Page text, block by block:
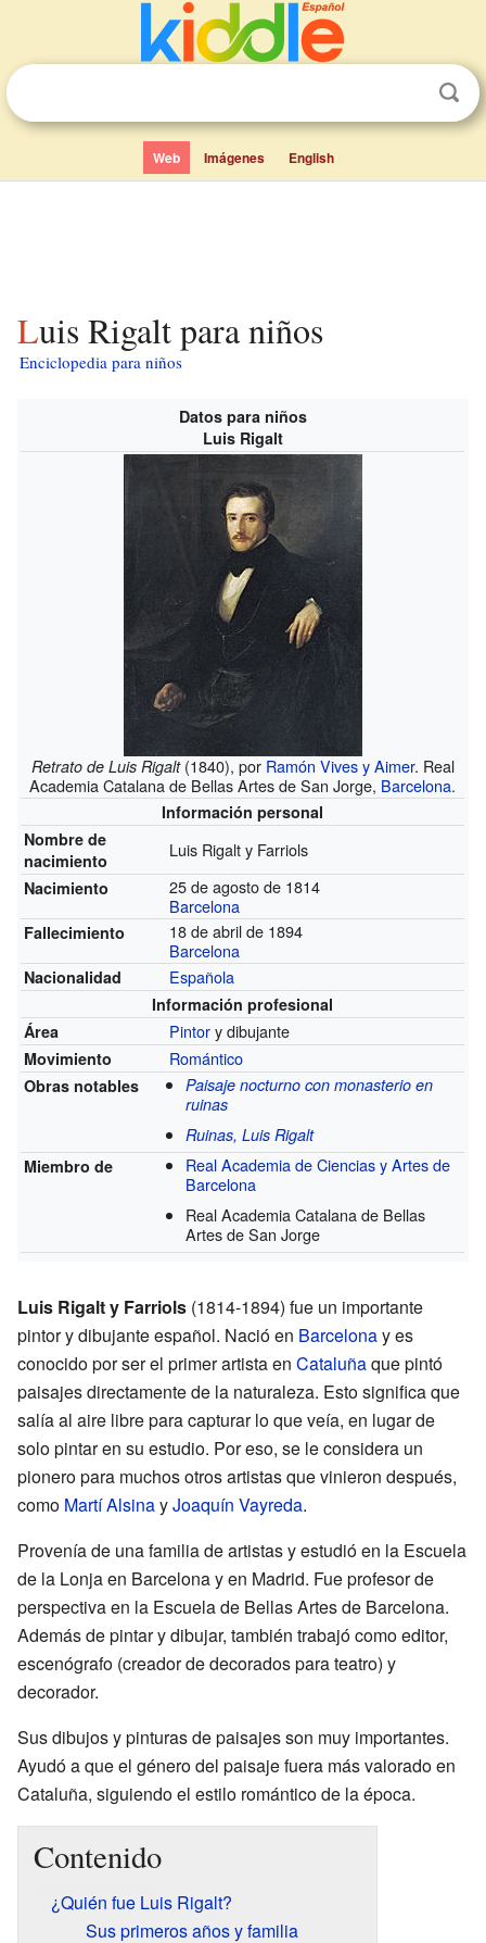
Web Imágenes English
Luis Rigalt para niños
Enciclopedia para niños
Datos para niños
Luis Rigalt
Retrato de Luis Rigalt(1840), por Ramón Vives y Aimer. Real
Academia Catalana de Bellas Artes de San Jorge, Barcelona.
Información personal
Nombre de
nacimiento
Luis Rigalt y Farriols
Nacimiento
25 de agosto de 1814
Barcelona
Fallecimiento
18 de abril de 1894
Barcelona
Nacionalidad Española
Información profesional
Área
Pintory dibujante
Movimiento Romántico
Obras notables
Paisaje nocturno con monasterio en
ruinas
Ruinas, Luis Rigalt
Miembro de
Real Academia de Ciencias y Artes de
Barcelona
Real Academia Catalana de Bellas
Artes de San Jorge
Luis Rigalt y Farriols (1814-1894) fue un importante
pintor y dibujante español. Nació en Barcelonay es
conocido por ser el primer artista en Cataluñaque pintó
paisajes directamente de la naturaleza. Esto significa que
salía al aire libre para capturar lo que veía, en lugar de
solo pintar en su estudio. Por eso, se le considera un
pionero para muchos otros artistas que vinieron después,
como Martí AlsinayJoaquín Vayreda.
Provenía de una familia de artistas y estudió en la Escuela
de la Lonja en Barcelona y en Madrid. Fue profesor de
perspectiva en la Escuela de Bellas Artes de Barcelona.
Además de pintar y dibujar, también trabajó como editor,
escenógrafo (creador de decorados para teatro) y
decorador.
Sus dibujos y pinturas de paisajes son muy importantes.
Ayudó a que el género del paisaje fuera más valorado en
Cataluña, siguiendo el estilo romántico de la época.
Contenido
¿Quién fue Luis Rigalt?
Sus primeros años y familia